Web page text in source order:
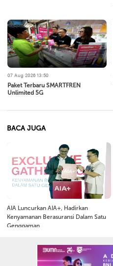
07 Aug 2026 13:50
Paket Terbaru SMARTFREN
Unlimited 5G
BACA JUGA
AIA Luncurkan AIA+, Hadirkan
Kenyamanan Berasuransi Dalam Satu
Genggaman